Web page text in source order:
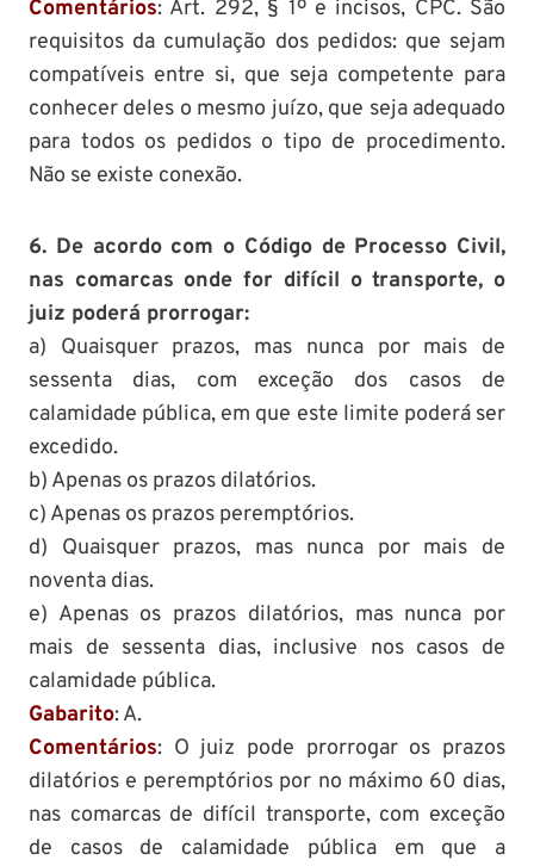
Comentários: Art. 292, § 1º e incisos, CPC. São
requisitos da cumulação dos pedidos: que sejam
compatíveis entre si, que seja competente para
conhecer deles o mesmo juízo, que seja adequado
para todos os pedidos o tipo de procedimento.
Não se existe conexão.
6. De acordo com o Código de Processo Civil,
nas comarcas onde for difícil o transporte, o
juiz poderá prorrogar:
a) Quaisquer prazos, mas nunca por mais de
sessenta dias, com exceção dos casos de
calamidade pública, em que este limite poderá ser
excedido.
b) Apenas os prazos dilatórios.
c) Apenas os prazos peremptórios.
d) Quaisquer prazos, mas nunca por mais de
noventa dias.
e) Apenas os prazos dilatórios, mas nunca por
mais de sessenta dias, inclusive nos casos de
calamidade pública.
Gabarito: A.
Comentários: O juiz pode prorrogar os prazos
dilatórios e peremptórios por no máximo 60 dias,
nas comarcas de difícil transporte, com exceção
de casos de calamidade pública em que a